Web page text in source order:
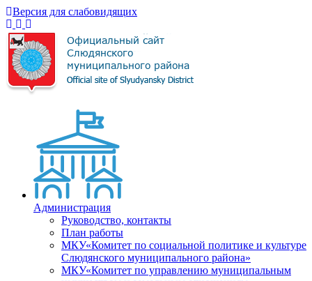
Версия для слабовидящих
Администрация
Руководство, контакты
План работы
МКУ«Комитет по социальной политике и культуре
Слюдянского муниципального района»
МКУ«Комитет по управлению муниципальным